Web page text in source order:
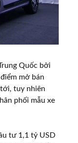
Quốc bởi
mở bán
tuy nhiên
phối mẫu xe
tư 1,1 tỷ USD